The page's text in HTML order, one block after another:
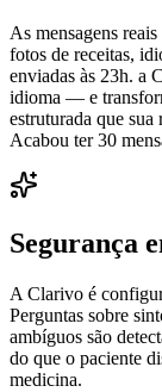
As mensagens
fotos de receitas,
enviadas às 23h. a
idioma — e
estruturada que sua
Acabou ter 30
Segurança
A Clarivo é
Perguntas sobre
ambíguos são
do que o paciente
medicina.